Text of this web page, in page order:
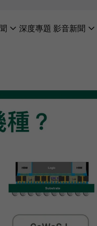
深度專題 影音新聞